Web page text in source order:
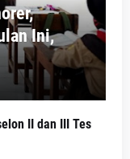
Ini,
II dan III Tes